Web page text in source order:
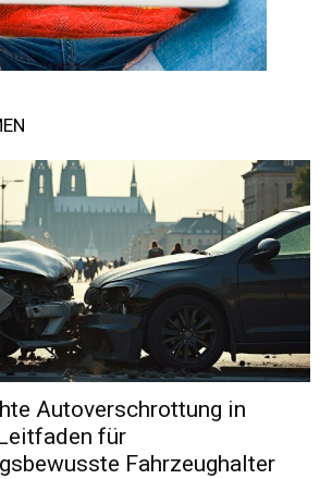
Autoverschrottung in
für
Fahrzeughalter